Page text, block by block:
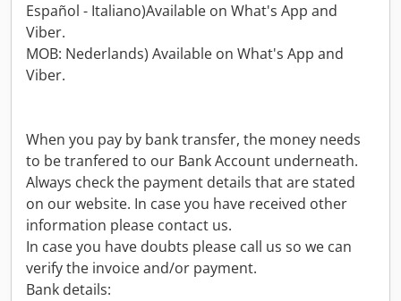
Español - Italiano)Available on What's App and
Viber.
MOB: Nederlands) Available on What's App and
Viber.
When you pay by bank transfer, the money needs
to be tranfered to our Bank Account underneath.
Always check the payment details that are stated
on our website. In case you have received other
information please contact us.
In case you have doubts please call us so we can
verify the invoice and/or payment.
Bank details: